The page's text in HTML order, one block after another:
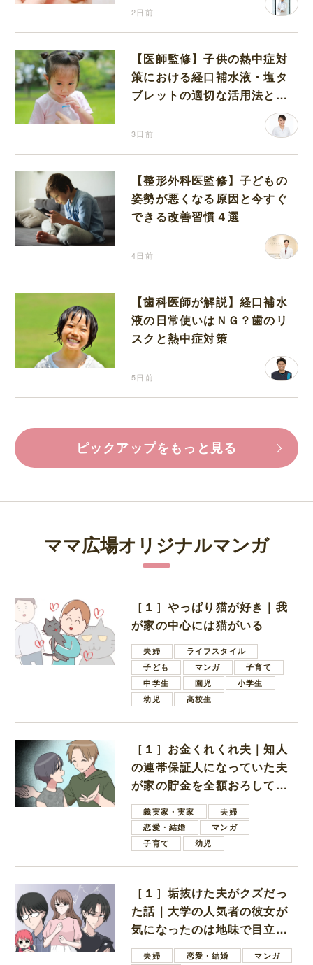
2日前
【医師監修】子供の熱中症対
策における経口補水液・塩タ
ブレットの適切な活用法と水
3日前
【整形外科医監修】子どもの
姿勢が悪くなる原因と今すぐ
できる改善習慣４選
4日前
【歯科医師が解説】経口補水
液の日常使いはＮＧ？歯のリ
スクと熱中症対策
5日前
ピックアップをもっと見る
ママ広場オリジナルマンガ
［１］やっぱり猫が好き｜我
が家の中心には猫がいる
夫婦
ライフスタイル
子ども
マンガ
子育て
中学生
園児
小学生
幼児
高校生
［１］お金くれくれ夫｜知人
の連帯保証人になっていた夫
が家の貯金を全額おろしてほ
しいと言ってきた
義実家・実家
夫婦
恋愛・結婚
マンガ
子育て
幼児
［１］垢抜けた夫がクズだっ
た話｜大学の人気者の彼女が
気になったのは地味で目立た
ない男子学生
夫婦 恋愛・結婚
マンガ